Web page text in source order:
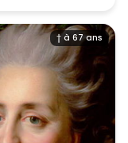
† à 67 ans